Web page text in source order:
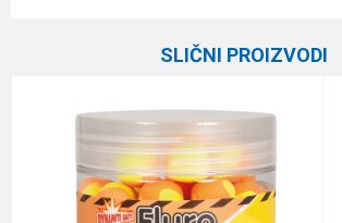
SLIČNI PROIZVODI